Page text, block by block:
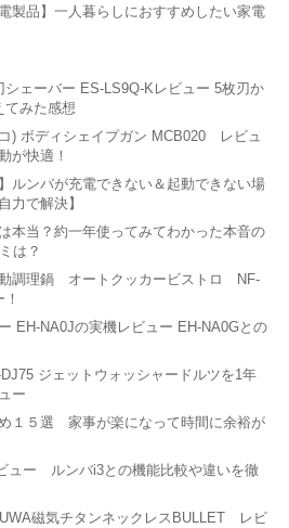
製品】一人暮らしにおすすめしたい家電
シェーバー ES-LS9Q-Kレビュー 5枚刃か
てみた感想
) ボディシェイプガン MCB020 レビュ
が快適！
ルンバが充電できない＆起動できない場
力で解決】
本当？約一年使ってみてわかった本音の
は？
調理鍋 オートクッカービストロ NF-
EH-NA0Jの実機レビュー EH-NA0Gとの
ジェットウォッシャードルツを1年
ー
１５選 家事が楽になって時間に余裕が
ュー ルンバi3との機能比較や違いを徹
磁気チタンネックレスBULLET レビ